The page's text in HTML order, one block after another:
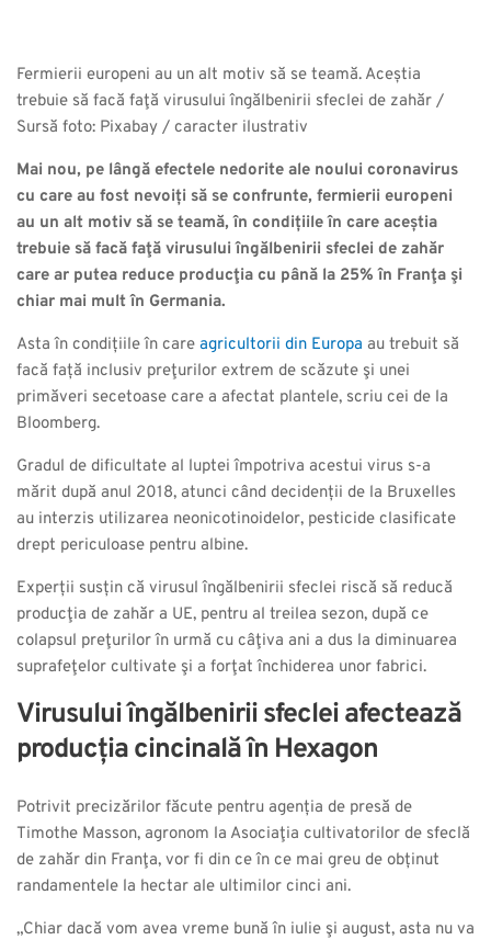
Fermierii europeni au un alt motiv să se teamă. Aceștia
trebuie să facă faţă virusului îngălbenirii sfeclei de zahăr /
Sursă foto: Pixabay / caracter ilustrativ
Mai nou, pe lângă efectele nedorite ale noului coronavirus
cu care au fost nevoiți să se confrunte, fermierii europeni
au un alt motiv să se teamă, în condițiile în care aceștia
trebuie să facă faţă virusului îngălbenirii sfeclei de zahăr
care ar putea reduce producţia cu până la 25% în Franţa şi
chiar mai mult în Germania.
Asta în condițiile în care agricultorii din Europa au trebuit să
facă față inclusiv preţurilor extrem de scăzute şi unei
primăveri secetoase care a afectat plantele, scriu cei de la
Bloomberg.
Gradul de dificultate al luptei împotriva acestui virus s-a
mărit după anul 2018, atunci când decidenții de la Bruxelles
au interzis utilizarea neonicotinoidelor, pesticide clasificate
drept periculoase pentru albine.
Experții susțin că virusul îngălbenirii sfeclei riscă să reducă
producţia de zahăr a UE, pentru al treilea sezon, după ce
colapsul preţurilor în urmă cu câţiva ani a dus la diminuarea
suprafeţelor cultivate şi a forţat închiderea unor fabrici.
Virusului îngălbenirii sfeclei afectează
producția cincinală în Hexagon
Potrivit precizărilor făcute pentru agenția de presă de
Timothe Masson, agronom la Asociaţia cultivatorilor de sfeclă
de zahăr din Franţa, vor fi din ce în ce mai greu de obținut
randamentele la hectar ale ultimilor cinci ani.
„Chiar dacă vom avea vreme bună în iulie şi august, asta nu va